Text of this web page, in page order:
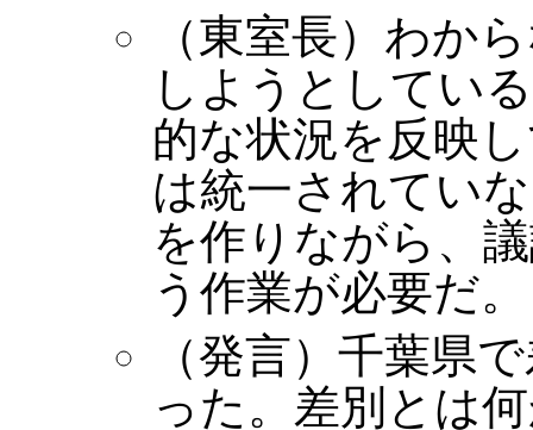
（東室長）わか
しようとしてい
的な状況を反映
は統一されてい
を作りながら、
う作業が必要だ。
（発言）千葉県
った。差別とは